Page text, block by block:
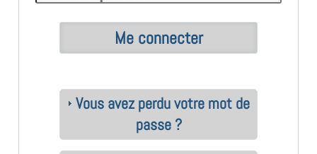
Vous avez perdu votre mot de
passe ?